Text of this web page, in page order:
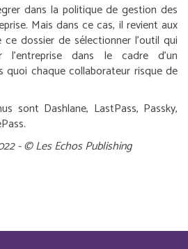
dans la politique de gestion des
Mais dans ce cas, il revient aux
dossier de sélectionner l’outil qui
dans le cadre d’un
quoi chaque collaborateur risque de
sont Dashlane, LastPass, Passky,
- © Les Echos Publishing